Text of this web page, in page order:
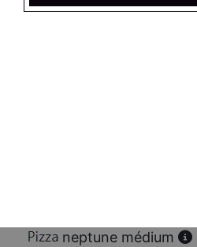
supreme sucuk
neptune médium